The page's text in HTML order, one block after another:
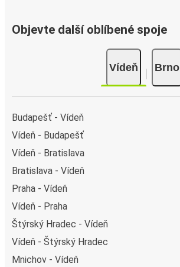
Objevte další oblíbené spoje
Vídeň Brno
Budapešť - Vídeň
Vídeň - Budapešť
Vídeň - Bratislava
Bratislava - Vídeň
Praha - Vídeň
Vídeň - Praha
Štýrský Hradec - Vídeň
Vídeň - Štýrský Hradec
Mnichov - Vídeň